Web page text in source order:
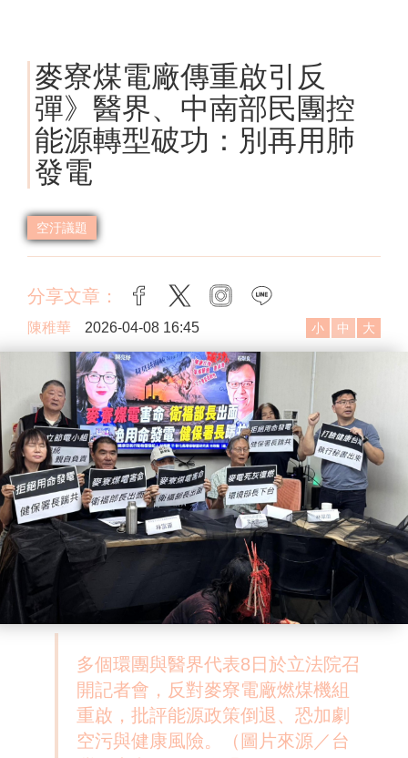
麥寮煤電廠傳重啟引反
彈》醫界、中南部民團控
能源轉型破功：別再用肺
發電
空汙議題
分享文章： facebook
twitter instagram
陳稚華 2026-04-08 16:45 小 中 大
多個環團與醫界代表8日於立法院召
開記者會，反對麥寮電廠燃煤機組
重啟，批評能源政策倒退、恐加劇
空污與健康風險。（圖片來源／台